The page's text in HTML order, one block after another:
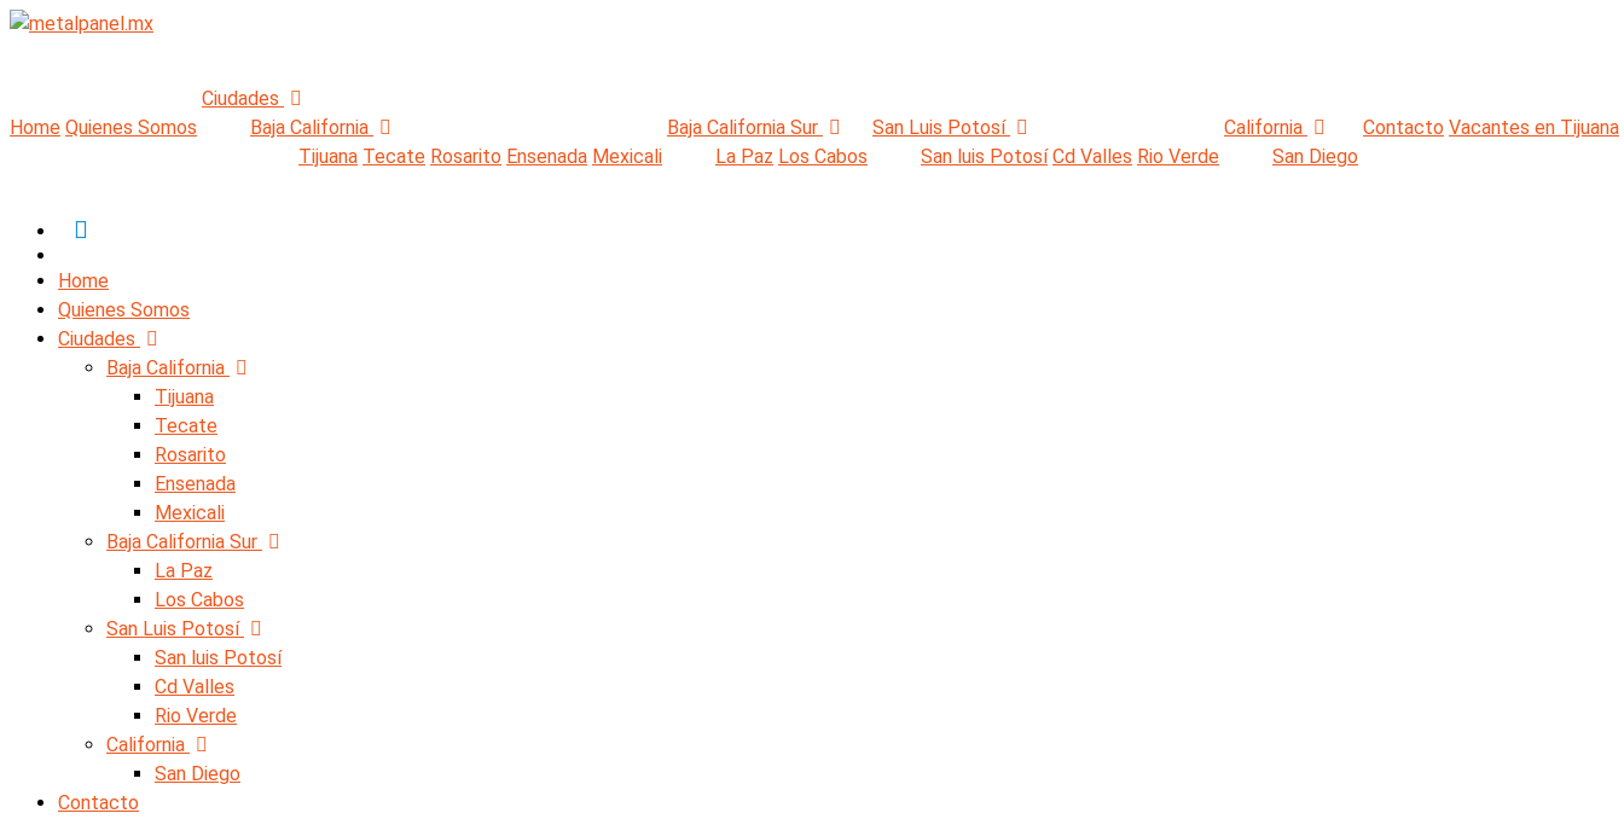
Home Quienes Somos
Ciudades
Baja California
Tijuana Tecate Rosarito Ensenada Mexicali
Baja California Sur
La Paz Los Cabos
San Luis Potosí
San luis Potosí Cd Valles Rio Verde
California
San Diego
Contacto Vacantes en Tijuana
Home
Quienes Somos
Ciudades
Baja California
Tijuana
Tecate
Rosarito
Ensenada
Mexicali
Baja California Sur
La Paz
Los Cabos
San Luis Potosí
San luis Potosí
Cd Valles
Rio Verde
California
San Diego
Contacto